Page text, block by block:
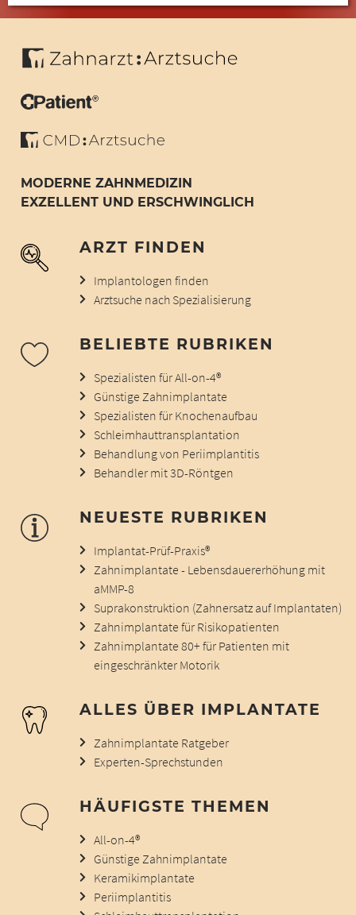
MODERNE ZAHNMEDIZIN
EXZELLENT UND ERSCHWINGLICH
ARZT FINDEN
Implantologen finden
Arztsuche nach Spezialisierung
BELIEBTE RUBRIKEN
Spezialisten für All-on-4®
Günstige Zahnimplantate
Spezialisten für Knochenaufbau
Schleimhauttransplantation
Behandlung von Periimplantitis
Behandler mit 3D-Röntgen
NEUESTE RUBRIKEN
Implantat-Prüf-Praxis®
Zahnimplantate - Lebensdauererhöhung mit
aMMP-8
Suprakonstruktion (Zahnersatz auf Implantaten)
Zahnimplantate für Risikopatienten
Zahnimplantate 80+ für Patienten mit
eingeschränkter Motorik
ALLES ÜBER IMPLANTATE
Zahnimplantate Ratgeber
Experten-Sprechstunden
HÄUFIGSTE THEMEN
All-on-4®
Günstige Zahnimplantate
Keramikimplantate
Periimplantitis